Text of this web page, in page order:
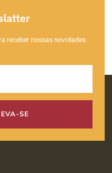
receber nossas novidades
SE